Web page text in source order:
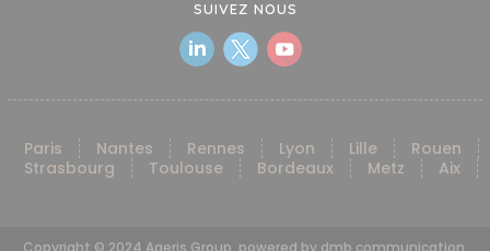
SUIVEZ NOUS
Paris Nantes Rennes Lyon Lille
Rouen
Strasbourg
Toulouse Bordeaux Metz Aix
Copyright © 2024 Ageris Group. powered by dmb communication.